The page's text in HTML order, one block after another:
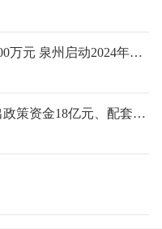
春节困难群体价格临时补贴发放工作
金超150亿元、天使基金5亿元支持创新